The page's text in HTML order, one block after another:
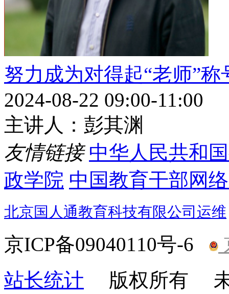
努力成为对得起“老师”
2024-08-22 09:00-11:00
主讲人：彭其渊
友情链接 中华人民共和
政学院 中国教育干部网
北京国人通教育科技有限公司运维
京ICP备09040110号-6
站长统计 版权所有 未